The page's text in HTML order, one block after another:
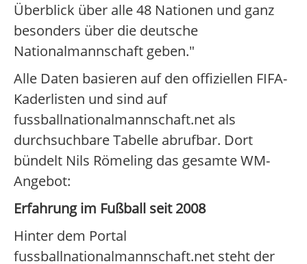
Überblick über alle 48 Nationen und ganz
besonders über die deutsche
Nationalmannschaft geben."
Alle Daten basieren auf den offiziellen FIFA-
Kaderlisten und sind auf
fussballnationalmannschaft.net als
durchsuchbare Tabelle abrufbar. Dort
bündelt Nils Römeling das gesamte WM-
Angebot:
Erfahrung im Fußball seit 2008
Hinter dem Portal
fussballnationalmannschaft.net steht der